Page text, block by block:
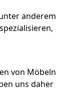
anderem
von Möbeln
uns daher